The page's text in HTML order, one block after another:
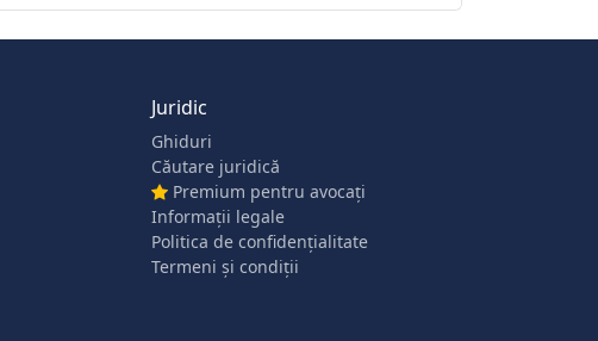
Juridic
Ghiduri
Căutare juridică
Premium pentru avocați
Informații legale
Politica de confidențialitate
Termeni și condiții